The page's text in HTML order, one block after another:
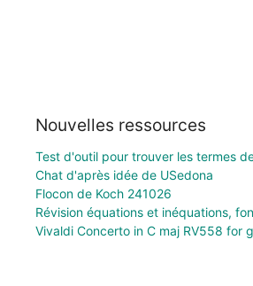
Nouvelles ressources
Test d'outil pour trouver les termes
Chat d'après idée de USedona
Flocon de Koch 241026
Révision équations et inéquations,
Vivaldi Concerto in C maj RV558 for